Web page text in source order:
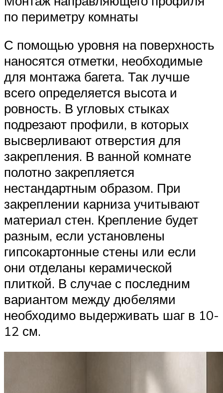
по периметру комнаты
С помощью уровня на поверхность
наносятся отметки, необходимые
для монтажа багета. Так лучше
всего определяется высота и
ровность. В угловых стыках
подрезают профили, в которых
высверливают отверстия для
закрепления. В ванной комнате
полотно закрепляется
нестандартным образом. При
закреплении карниза учитывают
материал стен. Крепление будет
разным, если установлены
гипсокартонные стены или если
они отделаны керамической
плиткой. В случае с последним
вариантом между дюбелями
необходимо выдерживать шаг в 10-
12 см.